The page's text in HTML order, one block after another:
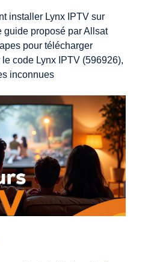
installer Lynx IPTV sur
guide proposé par Allsat
pour télécharger
code Lynx IPTV (596926),
inconnues